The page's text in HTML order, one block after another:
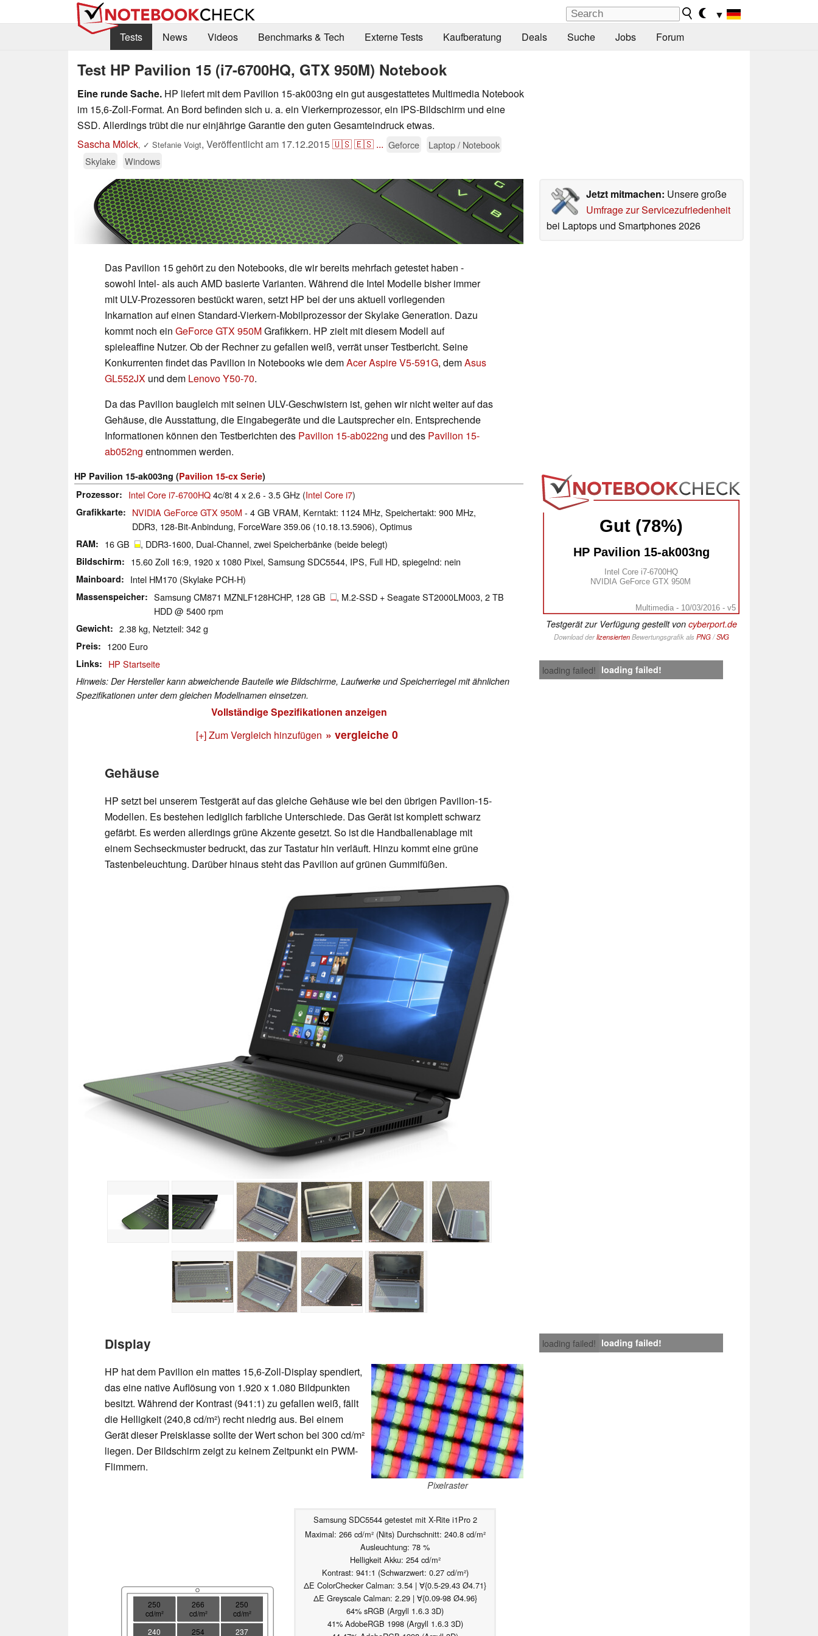
▼
Tests
News Videos Benchmarks & Tech Externe Tests Kaufberatung Deals Suche Jobs Forum
Test HP Pavilion 15 (i7-6700HQ, GTX 950M) Notebook
Eine runde Sache. HP liefert mit dem Pavilion 15-ak003ng ein gut ausgestattetes Multimedia Notebook
im 15,6-Zoll-Format. An Bord befinden sich u. a. ein Vierkernprozessor, ein IPS-Bildschirm und eine
SSD. Allerdings trübt die nur einjährige Garantie den guten Gesamteindruck etwas.
Sascha Mölck, ✓ Stefanie Voigt, Veröffentlicht am 17.12.2015🇺🇸🇪🇸 ... Geforce
Laptop / Notebook
Skylake
Windows
Jetzt mitmachen: Unsere große
Umfrage zur Servicezufriedenheit
bei Laptops und Smartphones 2026
Das Pavilion 15 gehört zu den Notebooks, die wir bereits mehrfach getestet haben -
sowohl Intel- als auch AMD basierte Varianten. Während die Intel Modelle bisher immer
mit ULV-Prozessoren bestückt waren, setzt HP bei der uns aktuell vorliegenden
Inkarnation auf einen Standard-Vierkern-Mobilprozessor der Skylake Generation. Dazu
kommt noch ein GeForce GTX 950MGrafikkern. HP zielt mit diesem Modell auf
spieleaffine Nutzer. Ob der Rechner zu gefallen weiß, verrät unser Testbericht. Seine
Konkurrenten findet das Pavilion in Notebooks wie demAcer Aspire V5-591G, demAsus
GL552JX und dem Lenovo Y50-70.
Da das Pavilion baugleich mit seinen ULV-Geschwistern ist, gehen wir nicht weiter auf das
Gehäuse, die Ausstattung, die Eingabegeräte und die Lautsprecher ein. Entsprechende
Informationen können den Testberichten des Pavilion 15-ab022ng und des Pavilion 15-
ab052ng entnommen werden.
Gut (78%)
HP Pavilion 15-ak003ng
Intel Core i7-6700HQ
NVIDIA GeForce GTX 950M
Multimedia - 10/03/2016 - v5
Testgerät zur Verfügung gestellt von cyberport.de
Download derlizensiertenBewertungsgrafik als PNG/SVG
loading failed! loading failed!
HP Pavilion 15-ak003ng (Pavilion 15-cx Serie)
Prozessor
Intel Core i7-6700HQ4c/8t 4 x 2.6 - 3.5 GHz (Intel Core i7)
Grafikkarte NVIDIA GeForce GTX 950M - 4 GB VRAM, Kerntakt: 1124 MHz, Speichertakt: 900 MHz,
DDR3, 128-Bit-Anbindung, ForceWare 359.06 (10.18.13.5906), Optimus
RAM 16 GB , DDR3-1600, Dual-Channel, zwei Speicherbänke (beide belegt)
Bildschirm 15.60 Zoll 16:9, 1920 x 1080 Pixel, Samsung SDC5544, IPS, Full HD, spiegelnd: nein
Mainboard Intel HM170 (Skylake PCH-H)
Massenspeicher Samsung CM871 MZNLF128HCHP, 128 GB
, M.2-SSD + Seagate ST2000LM003, 2 TB
HDD @ 5400 rpm
Gewicht 2.38 kg, Netzteil: 342 g
Preis 1200 Euro
Links HP Startseite
Hinweis: Der Hersteller kann abweichende Bauteile wie Bildschirme, Laufwerke und Speicherriegel mit ähnlichen
Spezifikationen unter dem gleichen Modellnamen einsetzen.
Vollständige Spezifikationen anzeigen
[+] Zum Vergleich hinzufügen » vergleiche 0
Gehäuse
HP setzt bei unserem Testgerät auf das gleiche Gehäuse wie bei den übrigen Pavilion-15-
Modellen. Es bestehen lediglich farbliche Unterschiede. Das Gerät ist komplett schwarz
gefärbt. Es werden allerdings grüne Akzente gesetzt. So ist die Handballenablage mit
einem Sechseckmuster bedruckt, das zur Tastatur hin verläuft. Hinzu kommt eine grüne
Tastenbeleuchtung. Darüber hinaus steht das Pavilion auf grünen Gummifüßen.
loading failed! loading failed!
Display
Pixelraster
HP hat dem Pavilion ein mattes 15,6-Zoll-Display spendiert,
das eine native Auflösung von 1.920 x 1.080 Bildpunkten
besitzt. Während der Kontrast (941:1) zu gefallen weiß, fällt
die Helligkeit (240,8 cd/m²) recht niedrig aus. Bei einem
Gerät dieser Preisklasse sollte der Wert schon bei 300 cd/m²
liegen. Der Bildschirm zeigt zu keinem Zeitpunkt ein PWM-
Flimmern.
250
cd/m²
266
cd/m²
250
cd/m²
240
254
237
Samsung SDC5544 getestet mit X-Rite i1Pro 2
Maximal: 266 cd/m² (Nits) Durchschnitt: 240.8 cd/m²
Ausleuchtung: 78 %
Helligkeit Akku: 254 cd/m²
Kontrast: 941:1 (Schwarzwert: 0.27 cd/m²)
ΔE ColorChecker Calman: 3.54 | ∀{0.5-29.43 Ø4.71}
ΔE Greyscale Calman: 2.29 | ∀{0.09-98 Ø4.96}
64% sRGB (Argyll 1.6.3 3D)
41% AdobeRGB 1998 (Argyll 1.6.3 3D)